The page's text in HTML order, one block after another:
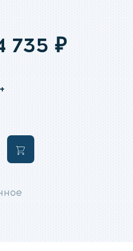
735 ₽
+
В
корзину